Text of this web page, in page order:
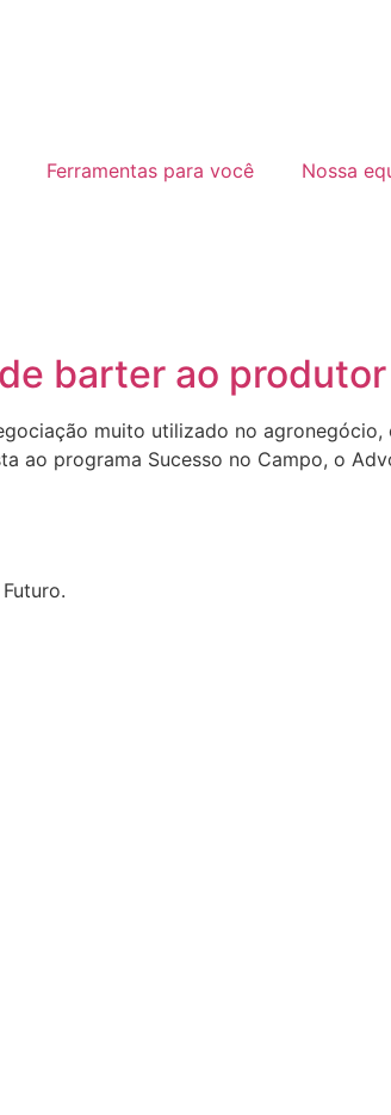
Ferramentas para você Nossa
barter ao produtor
muito utilizado no
ao programa Sucesso no Campo, o